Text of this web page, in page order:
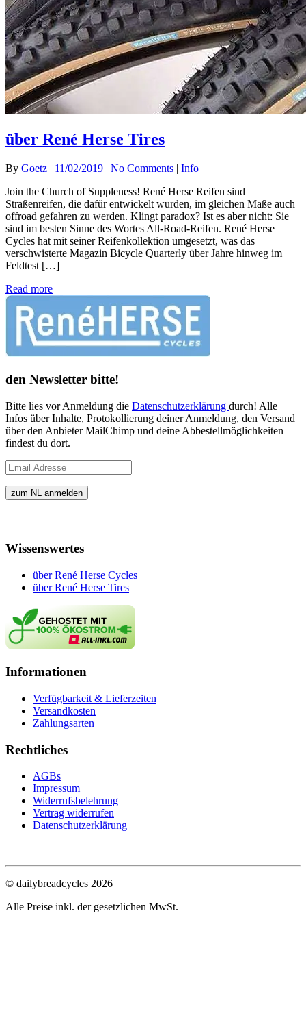
über René Herse Tires
By Goetz | 11/02/2019 | No Comments | Info
Join the Church of Suppleness! René Herse Reifen sind
Straßenreifen, die dafür entwickelt wurden, im gleichen Maße auch
offroad gefahren zu werden. Klingt paradox? Ist es aber nicht: Sie
sind im besten Sinne des Wortes All-Road-Reifen. René Herse
Cycles hat mit seiner Reifenkollektion umgesetzt, was das
verschwisterte Magazin Bicycle Quarterly über Jahre hinweg im
Feldtest […]
Read more
den Newsletter bitte!
Bitte lies vor Anmeldung die Datenschutzerklärung durch! Alle
Infos über Inhalte, Protokollierung deiner Anmeldung, den Versand
über den Anbieter MailChimp und deine Abbestellmöglichkeiten
findest du dort.
Wissenswertes
über René Herse Cycles
über René Herse Tires
Informationen
Verfügbarkeit & Lieferzeiten
Versandkosten
Zahlungsarten
Rechtliches
AGBs
Impressum
Widerrufsbelehrung
Vertrag widerrufen
Datenschutzerklärung
© dailybreadcycles 2026
Alle Preise inkl. der gesetzlichen MwSt.